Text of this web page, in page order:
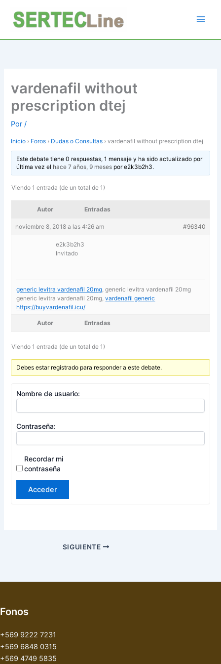
contenido
vardenafil without
prescription dtej
Por/
Inicio › Foros › Dudas o Consultas › vardenafil without prescription dtej
Este debate tiene 0 respuestas, 1 mensaje y ha sido actualizado por
última vez el hace 7 años, 9 mesespore2k3b2h3.
Viendo 1 entrada (de un total de 1)
Autor Entradas
noviembre 8, 2018 a las 4:26 am #96340
e2k3b2h3
Invitado
generic levitra vardenafil 20mg , generic levitra vardenafil 20mg
generic levitra vardenafil 20mg,vardenafil generic
https://buyvardenafil.icu/
Autor Entradas
Viendo 1 entrada (de un total de 1)
Debes estar registrado para responder a este debate.
Nombre de usuario:
Contraseña:
Recordar mi
contraseña
Acceder
SIGUIENTE
Fonos
+569 9222 7231
+569 6848 0315
+569 4749 5835